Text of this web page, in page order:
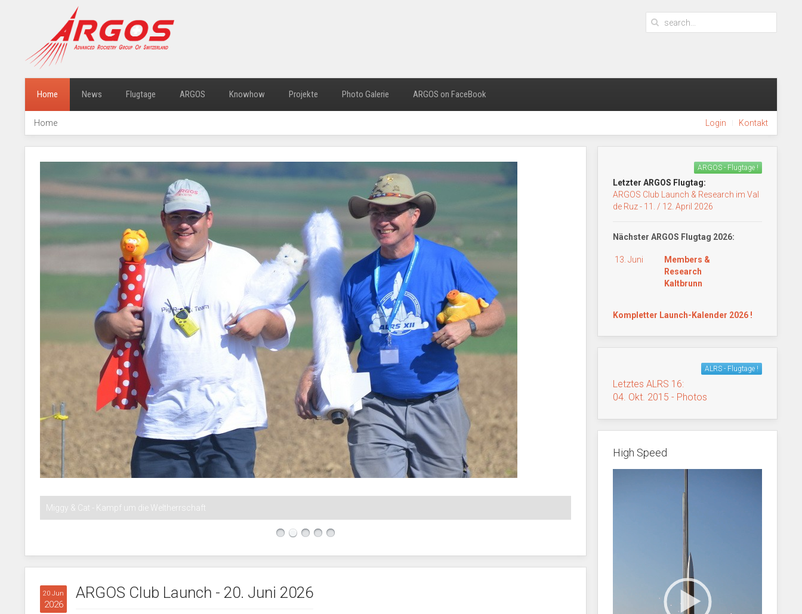
Home News Flugtage ARGOS Knowhow Projekte Photo Galerie ARGOS on FaceBook
Home Login Kontakt
Miggy & Cat - Kampf um die Weltherrschaft
20 Jun
2026
ARGOS Club Launch - 20. Juni 2026
ARGOS - Flugtage !
Letzter ARGOS Flugtag:
ARGOS Club Launch & Research im Val
de Ruz - 11. / 12. April 2026
Nächster ARGOS Flugtag 2026:
13. Juni
Members &
Research
Kaltbrunn
Kompletter Launch-Kalender 2026 !
ALRS - Flugtage !
Letztes ALRS 16:
04. Okt. 2015 - Photos
High Speed